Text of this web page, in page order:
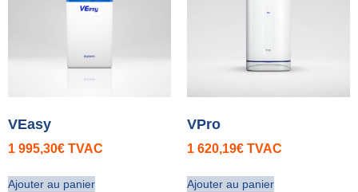
VEasy
1 995,30€ TVAC
Ajouter au panier
VPro
1 620,19€ TVAC
Ajouter au panier